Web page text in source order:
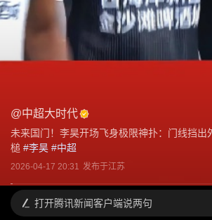
@中超大时代
未来国门！李昊开场飞身极限神扑：门线挡出
槌 #李昊 #中超
2026-04-17 20:31 发布于江苏
打开腾讯新闻客户端说两句